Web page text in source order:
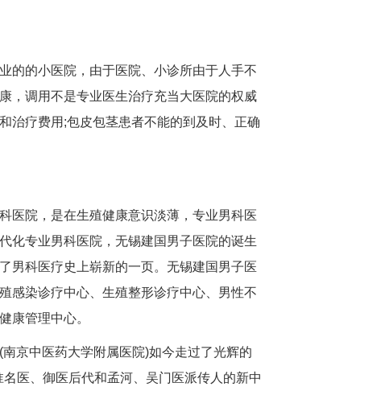
的的小医院，由于医院、小诊所由于人手不
，调用不是专业医生治疗充当大医院的权威
治疗费用;包皮包茎患者不能的到及时、正确
医院，是在生殖健康意识淡薄，专业男科医
化专业男科医院，无锡建国男子医院的诞生
男科医疗史上崭新的一页。无锡建国男子医
感染诊疗中心、生殖整形诊疗中心、男性不
康管理中心。
京中医药大学附属医院)如今走过了光辉的
医、御医后代和孟河、吴门医派传人的新中